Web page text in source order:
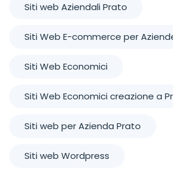
Siti web Aziendali Prato
Siti Web E-commerce per
Siti Web Economici
Siti Web Economici creazione a
Siti web per Azienda Prato
Siti web Wordpress